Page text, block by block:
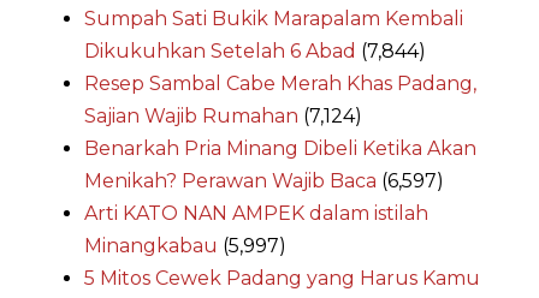
Sumpah Sati Bukik Marapalam Kembali
Dikukuhkan Setelah 6 Abad (7,844)
Resep Sambal Cabe Merah Khas Padang,
Sajian Wajib Rumahan (7,124)
Benarkah Pria Minang Dibeli Ketika Akan
Menikah? Perawan Wajib Baca (6,597)
Arti KATO NAN AMPEK dalam istilah
Minangkabau (5,997)
5 Mitos Cewek Padang yang Harus Kamu